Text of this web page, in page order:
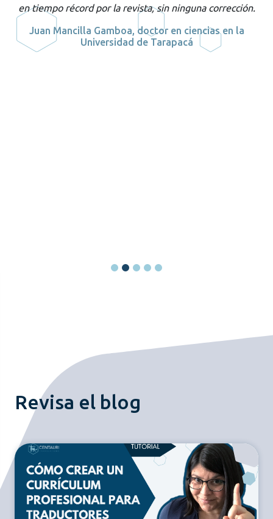
en tiempo récord por la revista, sin ninguna corrección.
Juan Mancilla Gamboa, doctor en ciencias en la
Universidad de Tarapacá
Revisa el blog